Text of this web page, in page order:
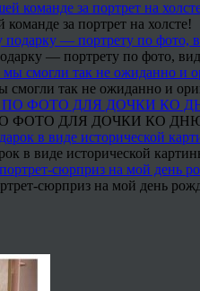
за портрет на холсте!
— портрету по фото,
смогли так не ожиданно и
ФОТО ДЛЯ ДОЧКИ КО
в виде исторической
сюрприз на мой день